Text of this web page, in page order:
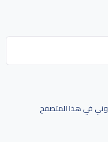
في هذا المتصفح